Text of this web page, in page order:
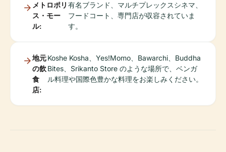
メトロポリ
ス・モー
ル:
有名ブランド、マルチプレックスシネマ、
フードコート、専門店が収容されていま
す。
地元
の飲
食
店:
Koshe Kosha、Yes!Momo、Bawarchi、Buddha
Bites、Srikanto Store のような場所で、ベンガ
ル料理や国際色豊かな料理をお楽しみください。